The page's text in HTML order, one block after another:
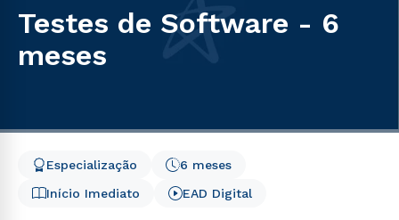
Testes de Software - 6
meses
Início Imediato
6 meses
Especialização
EAD Digital